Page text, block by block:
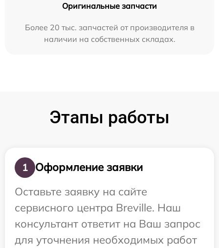
Оригинальные запчасти
Более 20 тыс. запчастей от производителя в
наличии на собственных складах.
Этапы работы
1
Оформление заявки
Оставьте заявку на сайте
сервисного центра Breville. Наш
консультант ответит на Ваш запрос
для уточнения необходимых работ